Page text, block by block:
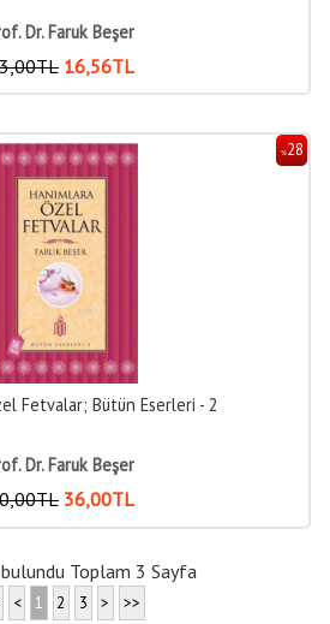
Dr. Faruk Beşer
,00TL 16,56TL
%28
Fetvalar; Bütün Eserleri - 2
Dr. Faruk Beşer
,00TL 36,00TL
Toplam 3 Sayfa
< 1 2 3 > >>